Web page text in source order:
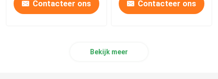
Contacteer ons Contacteer ons
Bekijk meer